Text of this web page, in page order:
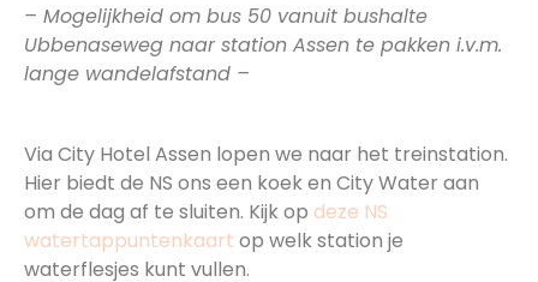
– Mogelijkheid om bus 50 vanuit bushalte
Ubbenaseweg naar station Assen te pakken i.v.m.
lange wandelafstand –
Via City Hotel Assen lopen we naar het treinstation.
Hier biedt de NS ons een koek en City Water aan
om de dag af te sluiten. Kijk op deze NS
watertappuntenkaart op welk station je
waterflesjes kunt vullen.